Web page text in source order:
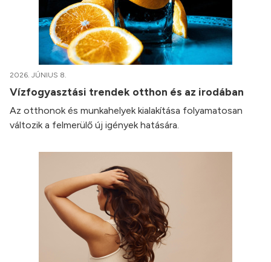
2026. JÚNIUS 8.
Vízfogyasztási trendek otthon és az irodában
Az otthonok és munkahelyek kialakítása folyamatosan
változik a felmerülő új igények hatására.